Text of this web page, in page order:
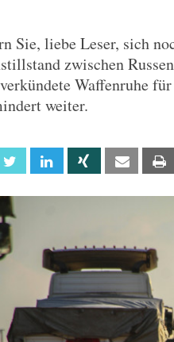
Sie, liebe Leser, sich
zwischen
Waffenruhe
weiter.
Twitter Linkedin Xing Email